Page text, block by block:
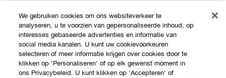
We gebruiken cookies om ons websiteverkeer te
analyseren, u te voorzien van gepersonaliseerde inhoud, op
interesses gebaseerde advertenties en informatie van
social media kanalen. U kunt uw cookievoorkeuren
selecteren of meer informatie krijgen over cookies door te
klikken op 'Personaliseren' of op elk gewenst moment in
ons Privacybeleid. U kunt klikken op 'Accepteren' of